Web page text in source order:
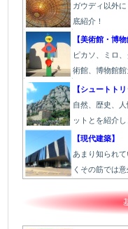
ガウディ以外
底紹介！
【美術館・博物
ピカソ、ミロ
術館、博物館館
【シュートト
自然、歴史、
ットとを紹介し
【現代建築】
あまり知られ
くその筋では意